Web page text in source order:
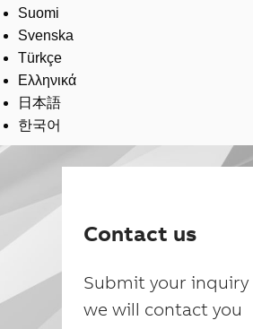
Suomi
Svenska
Türkçe
Ελληνικά
日本語
한국어
Contact us
Submit your inquiry
we will contact you